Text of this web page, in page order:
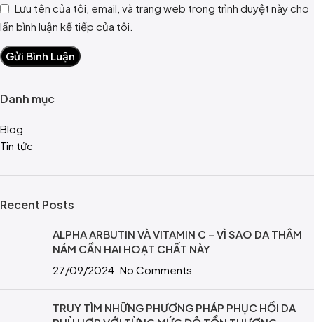
Lưu tên của tôi, email, và trang web trong trình duyệt này cho
lần bình luận kế tiếp của tôi.
Danh mục
Blog
Tin tức
Recent Posts
ALPHA ARBUTIN VÀ VITAMIN C – VÌ SAO DA THÂM
NÁM CẦN HAI HOẠT CHẤT NÀY
27/09/2024 No Comments
TRUY TÌM NHỮNG PHƯƠNG PHÁP PHỤC HỒI DA